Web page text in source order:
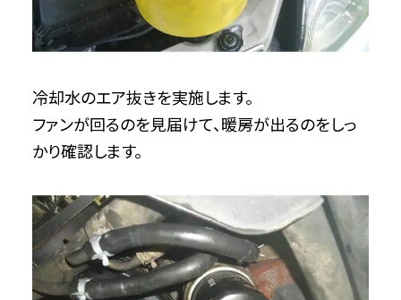
冷却水のエア抜きを実施します。
ファンが回るのを見届けて、暖房が出るのをしっ
かり確認します。